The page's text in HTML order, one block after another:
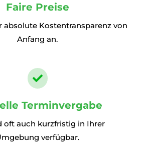
Faire Preise
absolute Kostentransparenz von
Anfang an.

Terminvergabe
oft auch kurzfristig in Ihrer
verfügbar.